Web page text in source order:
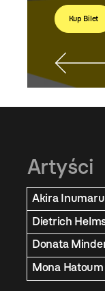
Kup Bilet
Artyści
Akira Inumaru
Dietrich
Donata
Mona Hatoum